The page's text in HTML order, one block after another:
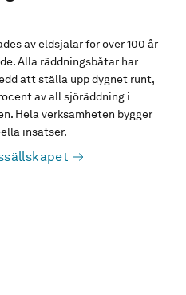
av eldsjälar för över 100 år
Alla räddningsbåtar har
att ställa upp dygnet runt,
av all sjöräddning i
Hela verksamheten bygger
insatser.